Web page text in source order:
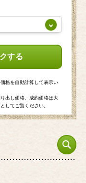
する
格を自動計算して表示い
出し価格、成約価格は大
してご覧ください。